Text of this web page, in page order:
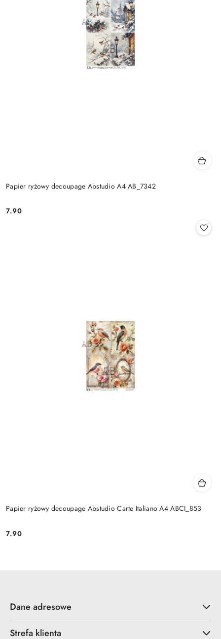
Papier ryżowy decoupage Abstudio A4 AB_7342
Cena:
7.90
Papier ryżowy decoupage Abstudio Carte Italiano A4 ABCI_853
Cena:
7.90
Dane adresowe
Strefa klienta